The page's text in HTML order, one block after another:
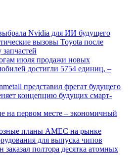
Nvidia для ИИ будущего
вызовы Toyota после
запчастей
июля продажи новых
достигли 5754 единиц, –
представил фрегат будущего
концепцию будущих смарт-
на первом месте – экономичный
планы AMEC на рынке
для выпуска чипов
полтора десятка атомных